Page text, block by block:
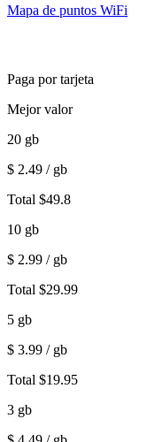
Mapa de puntos WiFi
Paga por tarjeta
Mejor valor
20 gb
$ 2.49 / gb
Total $49.8
10 gb
$ 2.99 / gb
Total $29.99
5 gb
$ 3.99 / gb
Total $19.95
3 gb